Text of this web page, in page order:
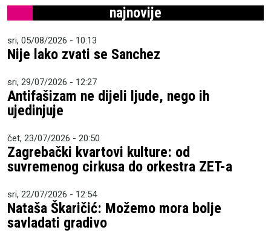
najnovije
sri, 05/08/2026 - 10:13
Nije lako zvati se Sanchez
sri, 29/07/2026 - 12:27
Antifašizam ne dijeli ljude, nego ih
ujedinjuje
čet, 23/07/2026 - 20:50
Zagrebački kvartovi kulture: od
suvremenog cirkusa do orkestra ZET-a
sri, 22/07/2026 - 12:54
Nataša Škaričić: Možemo mora bolje
savladati gradivo